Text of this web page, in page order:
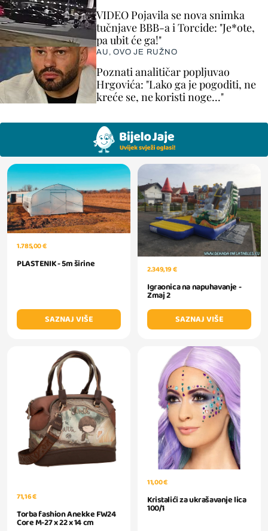
VIDEO Pojavila se nova snimka
tučnjave BBB-a i Torcide: "Je*ote,
pa ubit će ga!"
AU, OVO JE RUŽNO
Poznati analitičar popljuvao
Hrgovića: "Lako ga je pogoditi, ne
kreće se, ne koristi noge..."
1.785,00 €
PLASTENIK - 5m širine
SAZNAJ VIŠE
2.349,19 €
Igraonica na napuhavanje -
Zmaj 2
SAZNAJ VIŠE
71,16 €
Torba fashion Anekke FW24
Core M-27 x 22 x 14 cm
11,00 €
Kristalići za ukrašavanje lica
100/1